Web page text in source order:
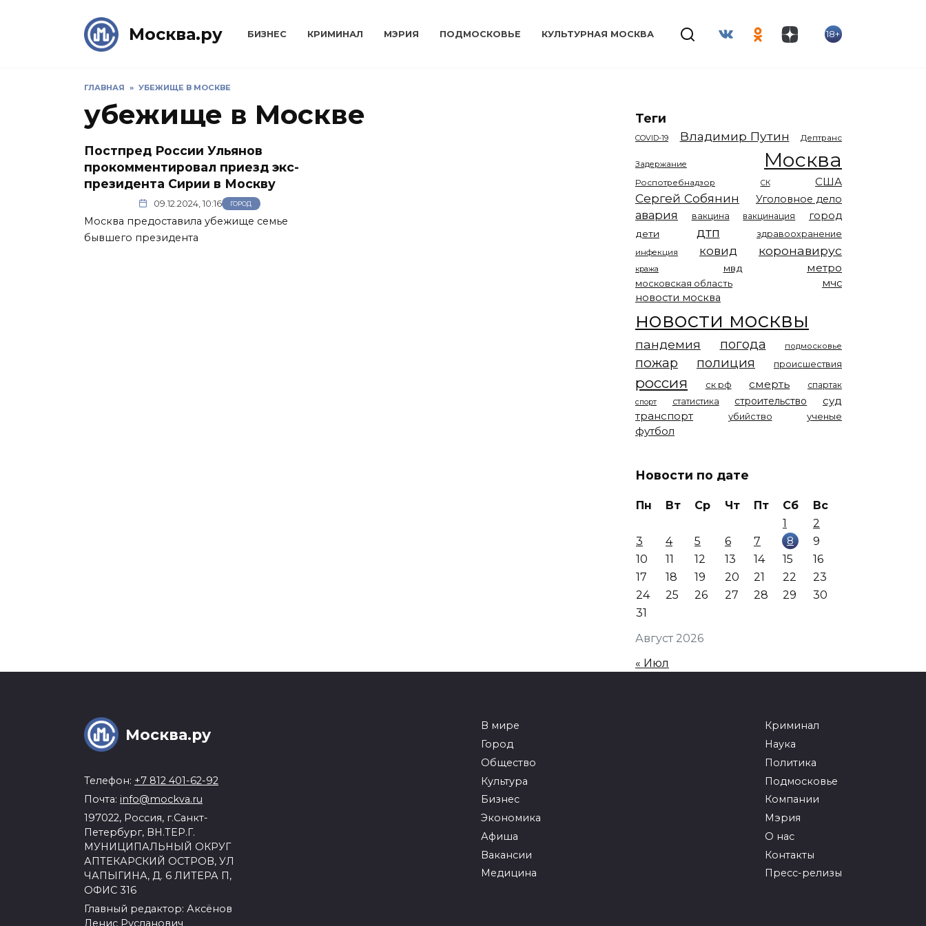
Москва.ру БИЗНЕС КРИМИНАЛ МЭРИЯ ПОДМОСКОВЬЕ КУЛЬТУРНАЯ МОСКВА 18+
ГЛАВНАЯ » УБЕЖИЩЕ В МОСКВЕ
убежище в Москве
Постпред России Ульянов
прокомментировал приезд экс-
президента Сирии в Москву
09.12.2024, 10:16 ГОРОД
Москва предоставила убежище семье
бывшего президента
Теги
COVID-19 Владимир Путин Дептранс
Задержание Москва
Роспотребнадзор СК США
Сергей Собянин Уголовное дело
авария вакцина вакцинация город
дети дтп здравоохранение
инфекция ковид коронавирус
кража мвд метро
московская область
мчс
новости москва
новости москвы
пандемия погода подмосковье
пожар полиция происшествия
россия ск рф смерть спартак
спорт статистика строительство
суд
транспорт
убийство ученые
футбол
Новости по дате
Август 2026
Пн Вт Ср Чт Пт Сб
Вс
1
2
3
4 5 6 7 8
9
10
11 12 13 14 15
16
17
18 19 20 21 22
23
24
25 26 27 28 29
30
31
« Июл
Москва.ру
Телефон: +7 812 401-62-92
Почта: info@mockva.ru
197022, Россия, г.Санкт-
Петербург, ВН.ТЕР.Г.
МУНИЦИПАЛЬНЫЙ ОКРУГ
АПТЕКАРСКИЙ ОСТРОВ, УЛ
ЧАПЫГИНА, Д. 6 ЛИТЕРА П,
ОФИС 316
Главный редактор: Аксёнов
Денис Русланович
В мире
Город
Общество
Культура
Бизнес
Экономика
Афиша
Вакансии
Медицина
Криминал
Наука
Политика
Подмосковье
Компании
Мэрия
О нас
Контакты
Пресс-релизы